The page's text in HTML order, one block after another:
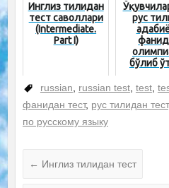
Инглиз тилидан
тест саволлари
(Intermediate.
Рart I)
рус
бўлиб
russian, russian test, test,
фанидан тест, рус тилидан тест
по русскому языку
← Инглиз тилидан тест